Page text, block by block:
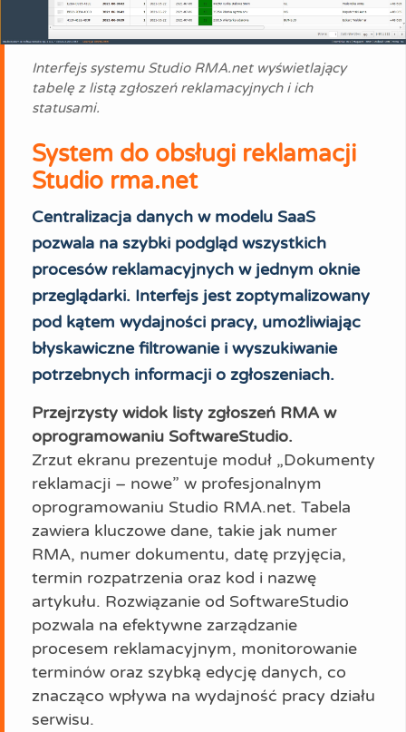
Interfejs systemu Studio RMA.net wyświetlający
tabelę z listą zgłoszeń reklamacyjnych i ich
statusami.
System do obsługi reklamacji
Studio rma.net
Centralizacja danych w modelu SaaS
pozwala na szybki podgląd wszystkich
procesów reklamacyjnych w jednym oknie
przeglądarki. Interfejs jest zoptymalizowany
pod kątem wydajności pracy, umożliwiając
błyskawiczne filtrowanie i wyszukiwanie
potrzebnych informacji o zgłoszeniach.
Przejrzysty widok listy zgłoszeń RMA w
oprogramowaniu SoftwareStudio.
Zrzut ekranu prezentuje moduł „Dokumenty
reklamacji – nowe” w profesjonalnym
oprogramowaniu Studio RMA.net. Tabela
zawiera kluczowe dane, takie jak numer
RMA, numer dokumentu, datę przyjęcia,
termin rozpatrzenia oraz kod i nazwę
artykułu. Rozwiązanie od SoftwareStudio
pozwala na efektywne zarządzanie
procesem reklamacyjnym, monitorowanie
terminów oraz szybką edycję danych, co
znacząco wpływa na wydajność pracy działu
serwisu.